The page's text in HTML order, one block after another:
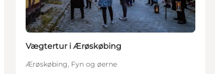
Vægtertur i Ærøskøbing
Ærøskøbing, Fyn og øerne